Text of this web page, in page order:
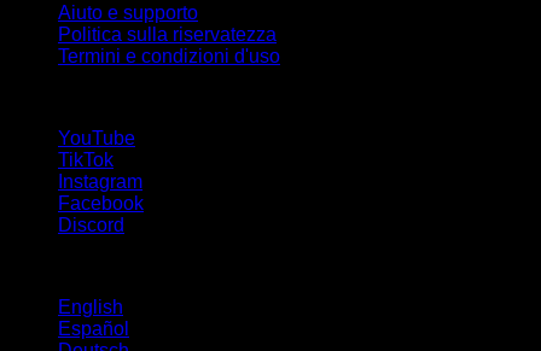
Aiuto e supporto
Politica sulla riservatezza
Termini e condizioni d'uso
YouTube
TikTok
Instagram
Facebook
Discord
English
Español